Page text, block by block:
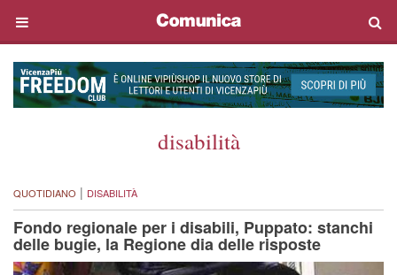
disabilità
QUOTIDIANO | DISABILITÀ
Fondo regionale per i disabili, Puppato: stanchi
delle bugie, la Regione dia delle risposte